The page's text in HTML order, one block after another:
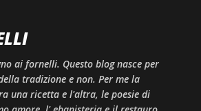
ai fornelli. Questo blog nasce per
tradizione e non. Per me la
una ricetta e l'altra, le poesie di